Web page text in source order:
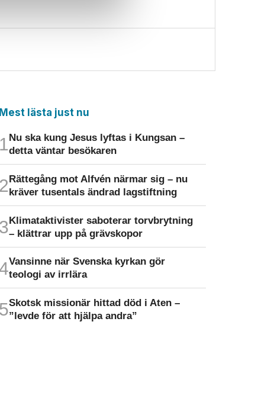
Mest lästa just nu
Nu ska kung Jesus lyftas i Kungsan –
detta väntar besökaren
Rättegång mot Alfvén närmar sig – nu
kräver tusentals ändrad lagstiftning
Klimat­aktivister saboterar torv­brytning
– klättrar upp på gräv­skopor
Vansinne när Svenska kyrkan gör
teologi av irrlära
Skotsk missionär hittad död i Aten –
”levde för att hjälpa andra”